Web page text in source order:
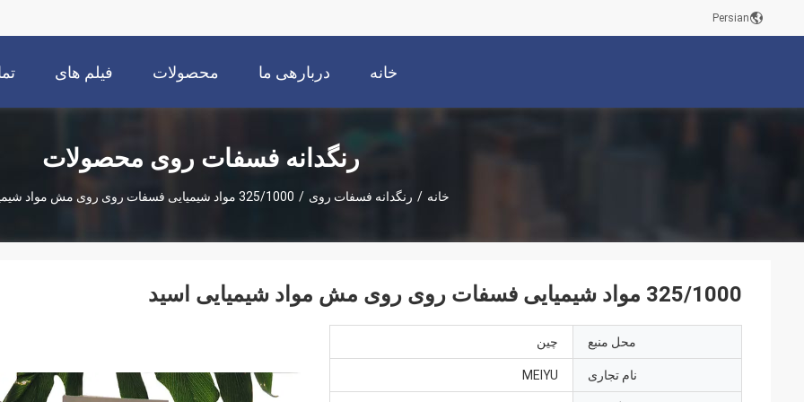
Persian
خانه دربارهی ما محصولات فیلم های
رنگدانه فسفات روی محصولات
خانه / رنگدانه فسفات روی / 325/1000 مواد شیمیایی فسفات روی روی مش مواد شیمیایی اسید
325/1000 مواد شیمیایی فسفات روی روی مش مواد شیمیایی اسید
محل منبع چين
نام تجاری MEIYU